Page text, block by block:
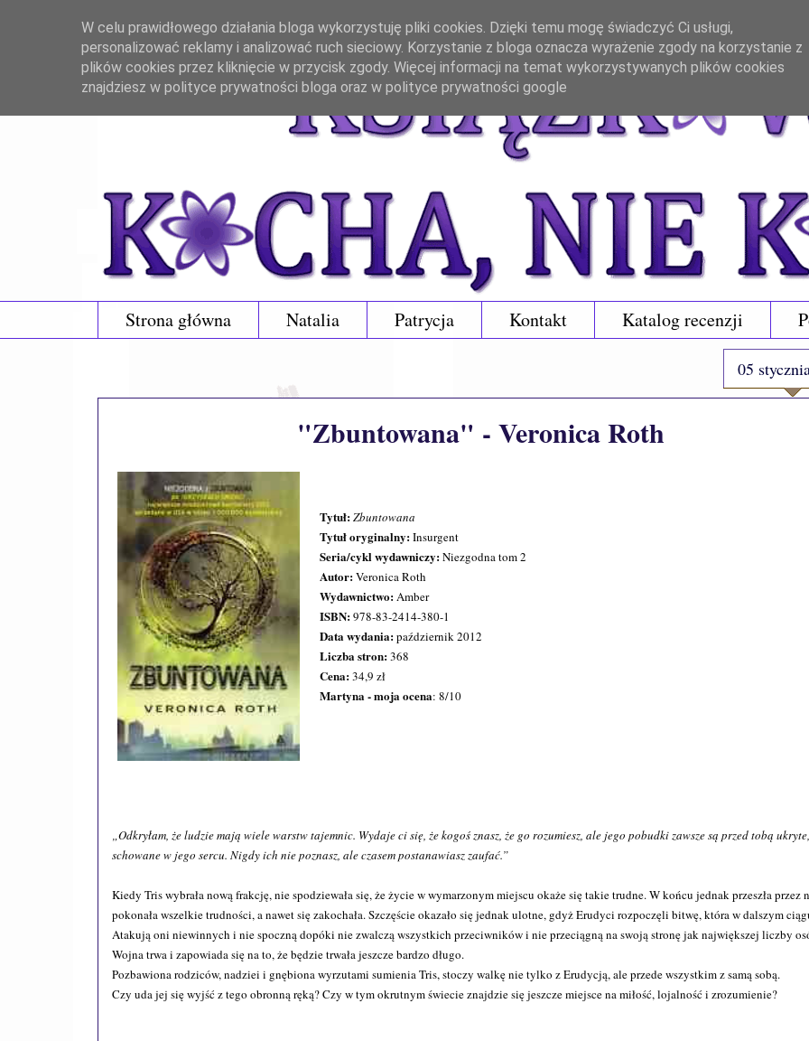
Strona główna Natalia Patrycja Kontakt Katalog recenzji
05
"Zbuntowana" - Veronica Roth
Tytuł:Zbuntowana
Tytuł oryginalny:Insurgent
Seria/cykl wydawniczy:Niezgodna tom 2
Autor:Veronica Roth
Wydawnictwo:Amber
ISBN:978-83-2414-380-1
Data wydania:październik 2012
Liczba stron:368
Cena:34,9 zł
Martyna - moja ocena: 8/10
„Odkryłam, że ludzie mają wiele warstw tajemnic. Wydaje ci się, że kogoś znasz, że go rozumiesz, ale jego pobudki zawsze są przed tobą ukryte,
schowane w jego sercu. Nigdy ich nie poznasz, ale czasem postanawiasz zaufać.”
Kiedy Tris wybrała nową frakcję, nie spodziewała się, że życie w wymarzonym miejscu okaże się takie trudne. W końcu jednak przeszła przez
pokonała wszelkie trudności, a nawet się zakochała. Szczęście okazało się jednak ulotne, gdyż Erudyci rozpoczęli bitwę, która w dalszym
Atakują oni niewinnych i nie spoczną dopóki nie zwalczą wszystkich przeciwników i nie przeciągną na swoją stronę jak największej liczby
Wojna trwa i zapowiada się na to, że będzie trwała jeszcze bardzo długo.
Pozbawiona rodziców, nadziei i gnębiona wyrzutami sumienia Tris, stoczy walkę nie tylko z Erudycją, ale przede wszystkim z samą sobą.
Czy uda jej się wyjść z tego obronną ręką? Czy w tym okrutnym świecie znajdzie się jeszcze miejsce na miłość, lojalność i zrozumienie?
W celu prawidłowego działania bloga wykorzystuję pliki cookies. Dzięki temu mogę świadczyć Ci usługi,
personalizować reklamy i analizować ruch sieciowy. Korzystanie z bloga oznacza wyrażenie zgody na korzystanie z
plików cookies przez kliknięcie w przycisk zgody. Więcej informacji na temat wykorzystywanych plików cookies
znajdziesz w polityce prywatności bloga oraz w polityce prywatności google